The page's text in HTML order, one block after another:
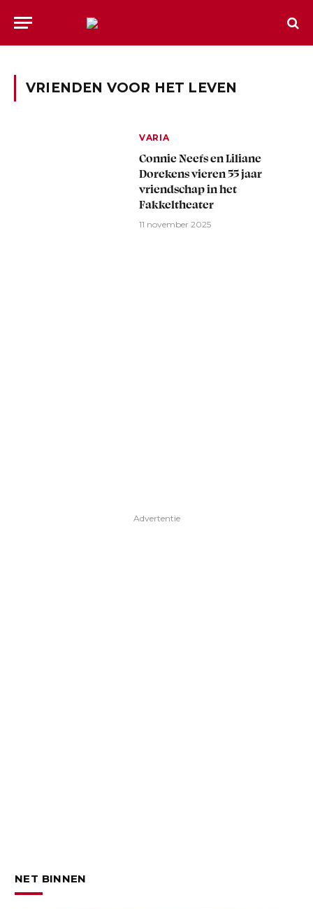
VRIENDEN VOOR HET LEVEN
VARIA
Connie Neefs en Liliane
Dorekens vieren 55 jaar
vriendschap in het
Fakkeltheater
11 november 2025
Advertentie
NET BINNEN